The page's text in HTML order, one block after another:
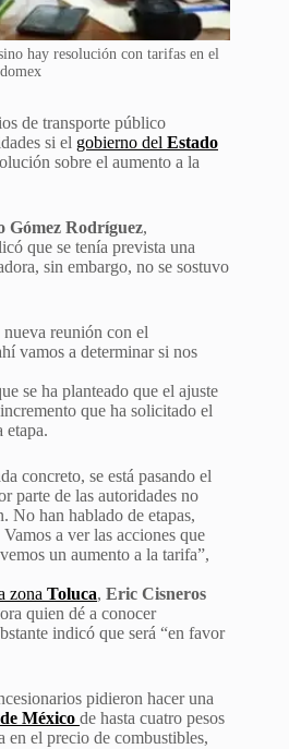
hay resolución con tarifas en el
de transporte público
si el gobierno del Estado
sobre el aumento a la
Gómez Rodríguez,
que se tenía prevista una
sin embargo, no se sostuvo
nueva reunión con el
vamos a determinar si nos
se ha planteado que el ajuste
que ha solicitado el
etapa.
concreto, se está pasando el
parte de las autoridades no
No han hablado de etapas,
a ver las acciones que
un aumento a la tarifa”,
zona Toluca, Eric Cisneros
quien dé a conocer
indicó que será “en favor
pidieron hacer una
México de hasta cuatro pesos
en el precio de combustibles,